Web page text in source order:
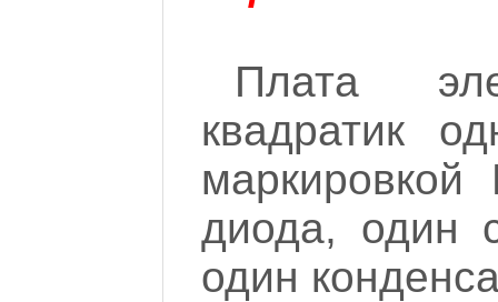
Плата
квадратик
диода, один
один